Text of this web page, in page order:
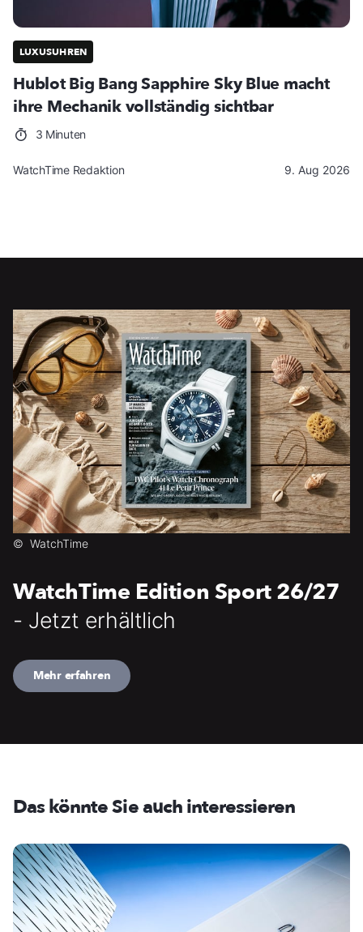
LUXUSUHREN
Hublot Big Bang Sapphire Sky Blue macht
ihre Mechanik vollständig sichtbar
3 Minuten
WatchTime Redaktion 9. Aug 2026
© WatchTime
WatchTime Edition Sport 26/27
- Jetzt erhältlich
Mehr erfahren
Das könnte Sie auch interessieren